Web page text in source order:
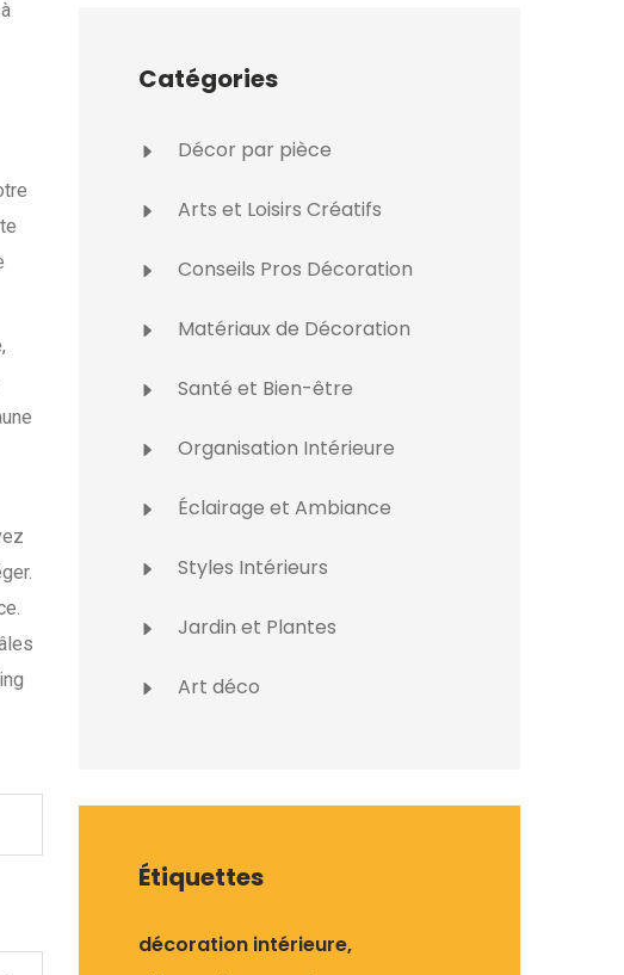
Catégories
Décor par pièce
Arts et Loisirs Créatifs
Conseils Pros Décoration
Matériaux de Décoration
Santé et Bien-être
Organisation Intérieure
Éclairage et Ambiance
Styles Intérieurs
Jardin et Plantes
Art déco
Étiquettes
décoration intérieure